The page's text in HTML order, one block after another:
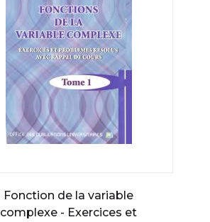
Fonction de la variable
complexe - Exercices et